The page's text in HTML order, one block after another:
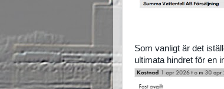
Som vanligt är det
ultimata hindret för en